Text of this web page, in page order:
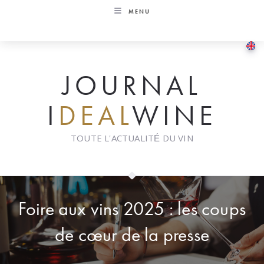
MENU
JOURNAL
I DEALWINE
TOUTE L'ACTUALITÉ DU VIN
Foire aux vins 2025 : les coups
de cœur de la presse